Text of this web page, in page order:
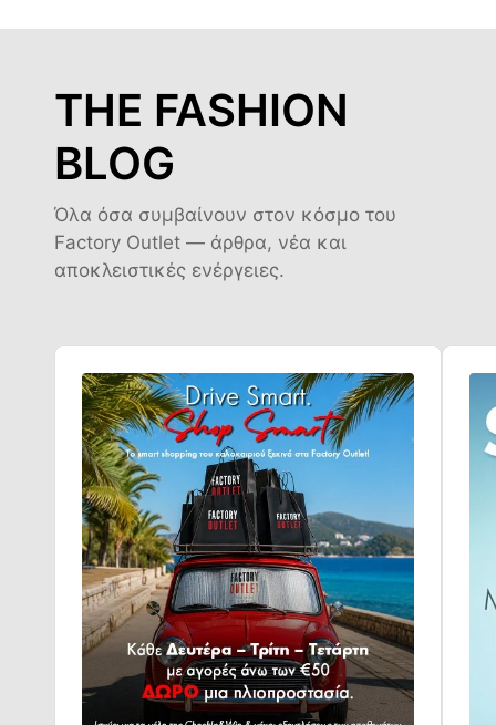
THE FASHION
BLOG
Όλα όσα συμβαίνουν στον κόσμο του
Factory Outlet — άρθρα, νέα και
αποκλειστικές ενέργειες.